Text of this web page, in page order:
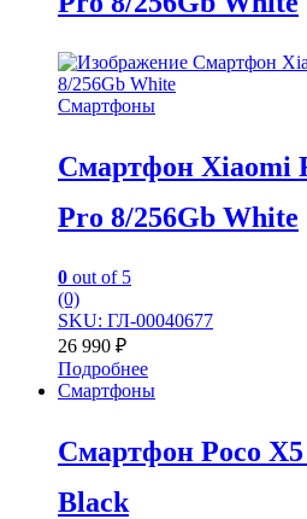
Смартфоны
Смартфон Xiaomi
Pro 8/256Gb White
0 out of 5
(0)
SKU: ГЛ-00040677
26 990 ₽
Подробнее
Смартфоны
Смартфон Poco
Black